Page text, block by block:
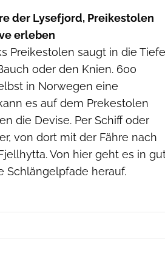
der Lysefjord, Preikestolen
erleben
Preikestolen saugt in die
oder den Knien. 600
in Norwegen eine
es auf dem Prekestolen
die Devise. Per Schiff oder
von dort mit der Fähre nach
Von hier geht es in
Schlängelpfade herauf.